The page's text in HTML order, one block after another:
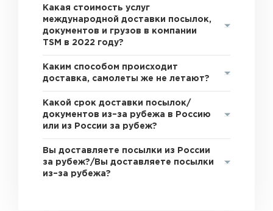
Какая стоимость услуг
международной доставки посылок,
документов и грузов в компании
TSM в 2022 году?
Каким способом происходит
доставка, самолеты же не летают?
Какой срок доставки посылок/
документов из–за рубежа в Россию
или из России за рубеж?
Вы доставляете посылки из России
за рубеж?/Вы доставляете посылки
из–за рубежа?